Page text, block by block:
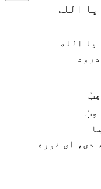
الله
یا الله
دی، ای غوره